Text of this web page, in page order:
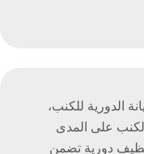
الدورية للكنب،
على المدى
دورية تضمن